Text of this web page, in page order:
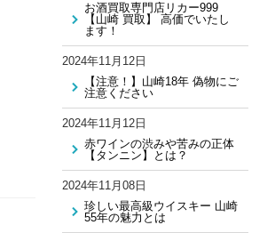
お酒買取専門店リカー999
【山崎 買取】 高価でいたし
ます！
2024年11月12日
【注意！】山崎18年 偽物にご
注意ください
2024年11月12日
赤ワインの渋みや苦みの正体
【タンニン】とは？
2024年11月08日
珍しい最高級ウイスキー 山崎
55年の魅力とは